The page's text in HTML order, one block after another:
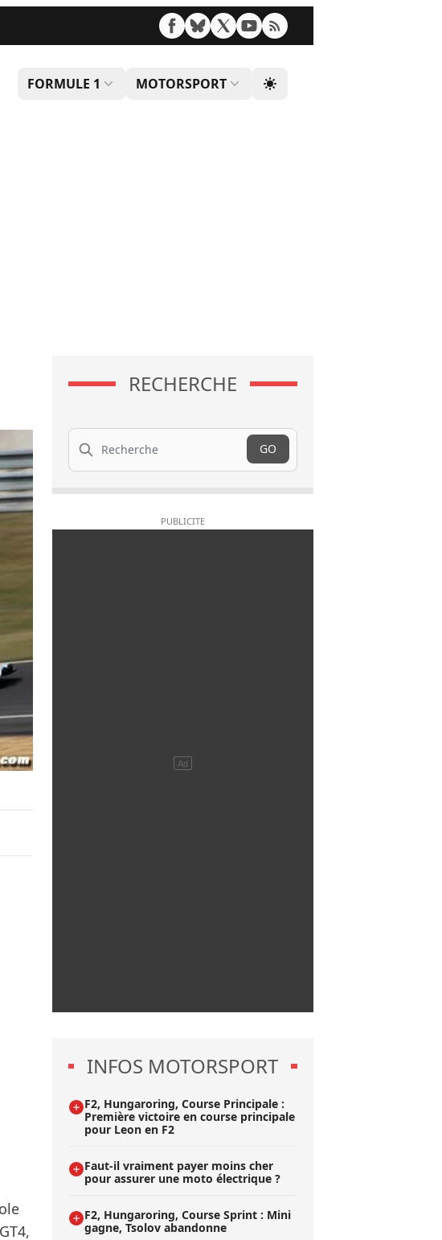
FORMULE 1 MOTORSPORT
RECHERCHE
Recherche
GO
INFOS MOTORSPORT
F2, Hungaroring, Course Principale :
Première victoire en course principale
pour Leon en F2
Faut-il vraiment payer moins cher
pour assurer une moto électrique ?
F2, Hungaroring, Course Sprint : Mini
gagne, Tsolov abandonne